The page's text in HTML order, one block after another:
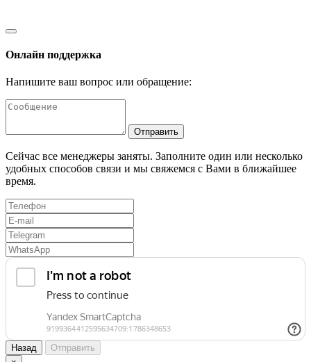
Онлайн поддержка
Напишите ваш вопрос или обращение:
Отправить
Сейчас все менеджеры заняты. Заполните один или несколько
удобных способов связи и мы свяжемся с Вами в ближайшее
время.
Назад
Отправить